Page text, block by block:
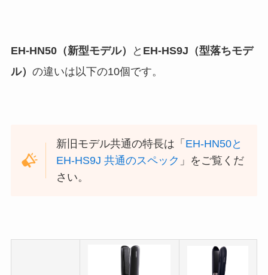
EH-HN50（新型モデル） と EH-HS9J（型落ちモデ
ル） の違いは以下の10個です。
新旧モデル共通の特長は「 EH-HN50と
EH-HS9J 共通のスペック 」をご覧くだ
さい。